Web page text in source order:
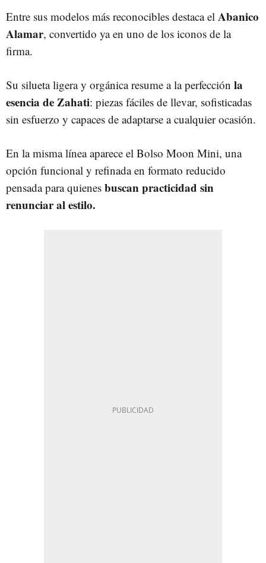
Entre sus modelos más reconocibles destaca el Abanico
Alamar, convertido ya en uno de los iconos de la
firma.
Su silueta ligera y orgánica resume a la perfección la
esencia de Zahati: piezas fáciles de llevar, sofisticadas
sin esfuerzo y capaces de adaptarse a cualquier ocasión.
En la misma línea aparece el Bolso Moon Mini, una
opción funcional y refinada en formato reducido
pensada para quienes buscan practicidad sin
renunciar al estilo.